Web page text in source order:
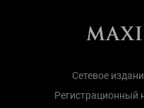
Сетевое